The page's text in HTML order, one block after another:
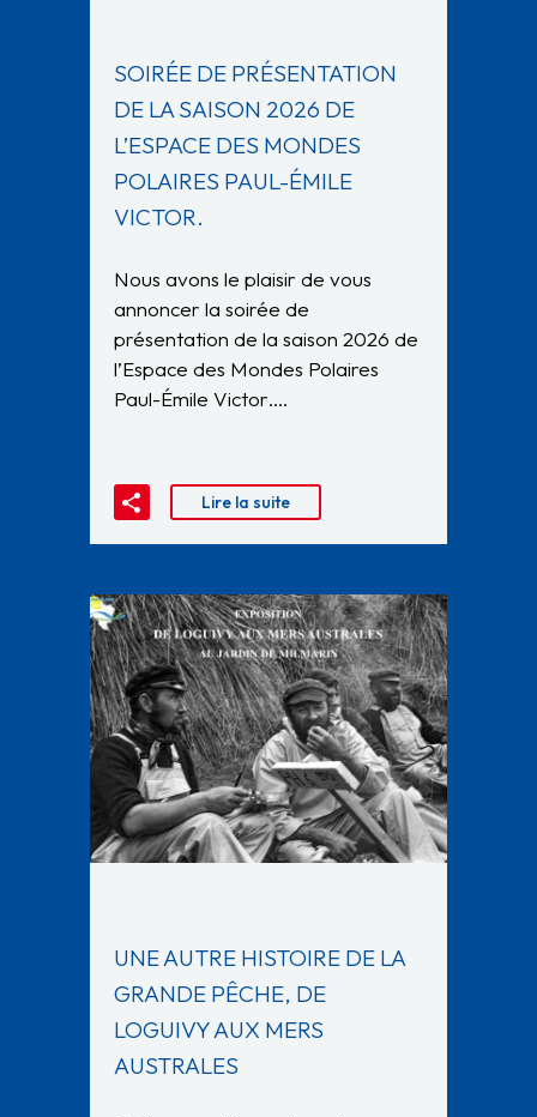
SOIRÉE DE PRÉSENTATION
DE LA SAISON 2026 DE
L’ESPACE DES MONDES
POLAIRES PAUL-ÉMILE
VICTOR.
Nous avons le plaisir de vous
annoncer la soirée de
présentation de la saison 2026 de
l’Espace des Mondes Polaires
Paul-Émile Victor….
Lire la suite
UNE AUTRE HISTOIRE DE LA
GRANDE PÊCHE, DE
LOGUIVY AUX MERS
AUSTRALES